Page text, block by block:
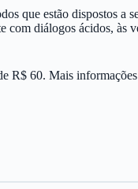
que estão dispostos a
diálogos ácidos,
R$ 60. Mais informações